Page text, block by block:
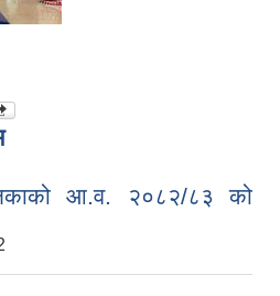
आ.व. २०८२/८३ को